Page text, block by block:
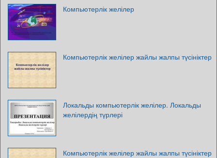
Компьютерлік желілер
Компьютерлік желілер жайлы жалпы түсініктер
Локальды компьютерлік желілер. Локальды
желілердің түрлері
Компьютерлік желілер жайлы жалпы түсініктер